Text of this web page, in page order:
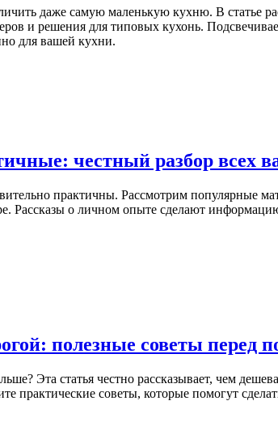
даже самую маленькую кухню. В статье
и решения для типовых кухонь.
для вашей кухни.
честный разбор всех
практичны. Рассмотрим
Рассказы о личном опыте сделают
полезные советы перед
Эта статья честно рассказывает, чем
практические советы, которые помогут